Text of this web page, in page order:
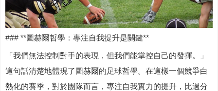
### **圖赫爾哲學：專注自我提升是關鍵**
「我們無法控制對手的表現，但我們能掌控自己的發揮。」
這句話清楚地體現了圖赫爾的足球哲學。在這樣一個競爭白
熱化的賽季，對於團隊而言，專注自我實力的提升，比過分